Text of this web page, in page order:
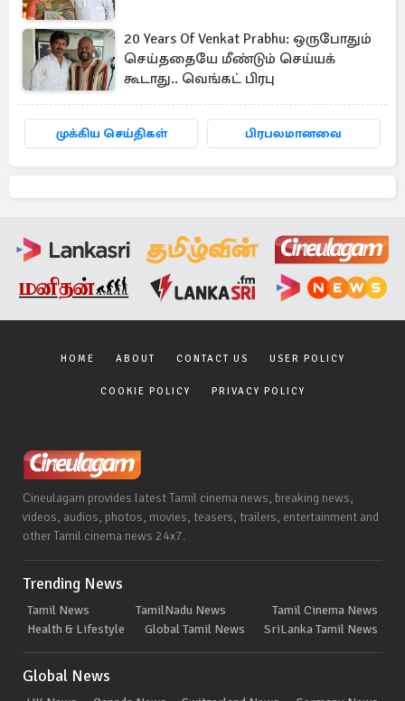
20 Years Of Venkat Prabhu: ஒருபோதும்
செய்ததையே மீண்டும் செய்யக்
கூடாது.. வெங்கட் பிரபு
முக்கிய செய்திகள் பிரபலமானவை
HOME ABOUT CONTACT US USER POLICY
COOKIE POLICY PRIVACY POLICY
Cineulagam provides latest Tamil cinema news, breaking news,
videos, audios, photos, movies, teasers, trailers, entertainment and
other Tamil cinema news 24x7.
Trending News
Tamil News TamilNadu News
Tamil Cinema News
Health & Lifestyle
Global Tamil News SriLanka Tamil News
Global News